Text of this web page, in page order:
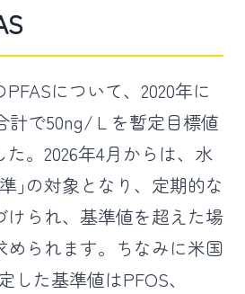
について、2020年に
計で50ng/Ｌを暫定目標値
た。2026年4月からは、水
｣の対象となり、定期的な
けられ、基準値を超えた場
られます。ちなみに米国
した基準値はPFOS、